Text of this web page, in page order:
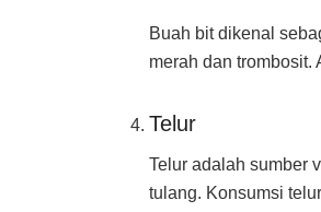
Buah bit dikenal
merah dan trombosit.
Telur
Telur adalah sumber
tulang. Konsumsi